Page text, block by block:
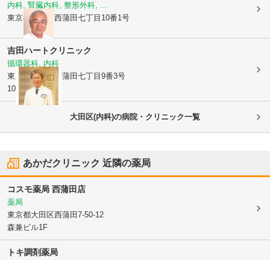
内科, 腎臓内科, 整形外科, ...
東京都大田区 西蒲田七丁目10番1号
吉田ハートクリニック
循環器科, 内科
東京都大田区 西蒲田七丁目9番3号
101
大田区(内科)の病院・クリニック一覧
あかだクリニック 近隣の薬局
コスモ薬局 西蒲田店
薬局
東京都大田区西蒲田7-50-12
森兼ビル1F
トキ調剤薬局